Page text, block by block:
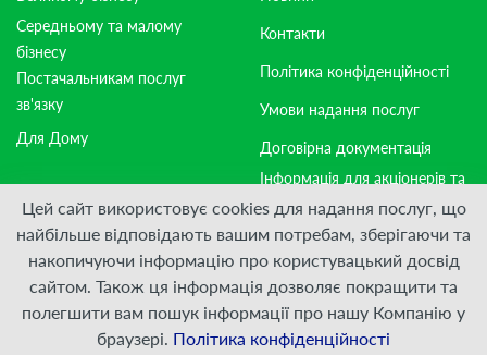
Середньому та малому
бізнесу
Постачальникам послуг
зв'язку
Для Дому
Контакти
Політика конфіденційності
Умови надання послуг
Договірна документація
Інформація для акціонерів та
стейкхолдерів
Приєднуйтесь:
© ПрАТ "ДАТАГРУП", 2000 — 2026
Цей сайт використовує cookies для надання послуг, що
найбільше відповідають вашим потребам, зберігаючи та
накопичуючи інформацію про користувацький досвід
сайтом. Також ця інформація дозволяє покращити та
полегшити вам пошук інформації про нашу Компанію у
браузері. Політика конфіденційності